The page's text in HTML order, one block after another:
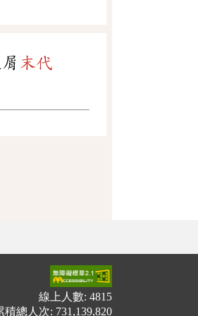
末代
線上人數: 4815
積總人次: 731,139,820